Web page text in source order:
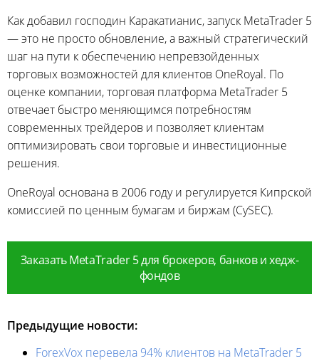
Как добавил господин Каракатианис, запуск MetaTrader 5
— это не просто обновление, а важный стратегический
шаг на пути к обеспечению непревзойденных
торговых возможностей для клиентов OneRoyal. По
оценке компании, торговая платформа MetaTrader 5
отвечает быстро меняющимся потребностям
современных трейдеров и позволяет клиентам
оптимизировать свои торговые и инвестиционные
решения.
OneRoyal основана в 2006 году и регулируется Кипрской
комиссией по ценным бумагам и биржам (CySEC).
Заказать MetaTrader 5 для брокеров, банков и хедж-
фондов
Предыдущие новости:
ForexVox перевела 94% клиентов на MetaTrader 5